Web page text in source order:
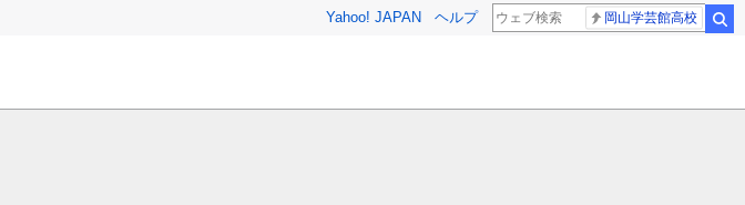
Yahoo! JAPAN ヘルプ 岡山学芸館高校